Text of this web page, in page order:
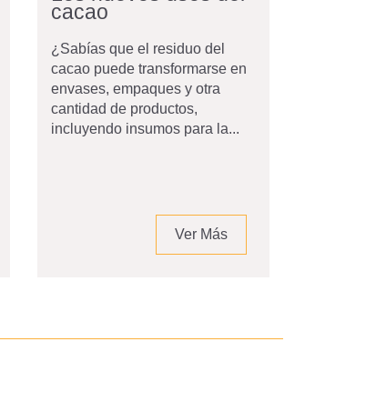
cacao
¿Sabías que el residuo del
cacao puede transformarse en
envases, empaques y otra
cantidad de productos,
incluyendo insumos para la...
Ver Más